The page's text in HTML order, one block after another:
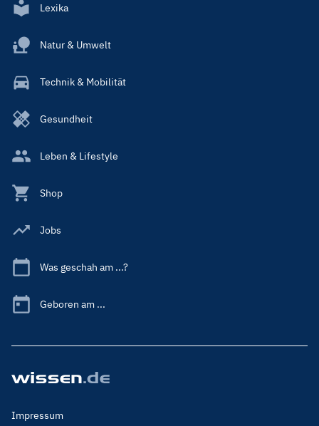
Lexika
Natur & Umwelt
Technik & Mobilität
Gesundheit
Leben & Lifestyle
Shop
Jobs
Was geschah am ...?
Geboren am ...
Footer
Impressum